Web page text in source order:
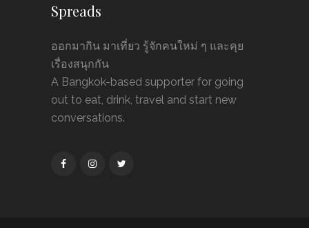
Spreads
ออกมากิน มาเที่ยว รู้จักคนใหม่ ๆ และคุย
เรื่องสนุกกัน
A Bangkok-based supporter for going
out to eat, drink, travel and start new
conversations.